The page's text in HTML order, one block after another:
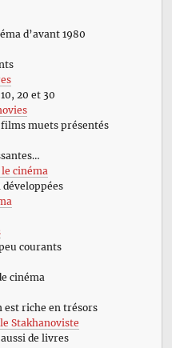
d’avant 1980
20 et 30
muets présentés
cinéma
courants
cinéma
est riche en trésors
Stakhanoviste
de livres